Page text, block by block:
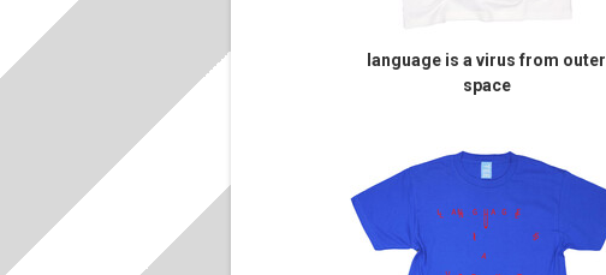
language is a virus from outer
space